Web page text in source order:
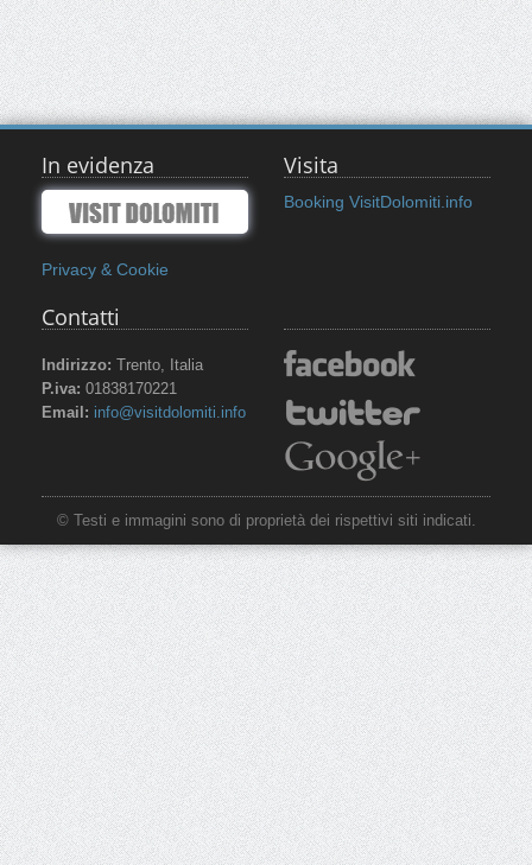
In evidenza
Privacy & Cookie
Visita
Booking VisitDolomiti.info
Contatti
Indirizzo: Trento, Italia
P.iva: 01838170221
Email: info@visitdolomiti.info
© Testi e immagini sono di proprietà dei rispettivi siti indicati.